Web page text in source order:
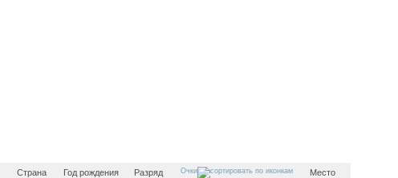
Страна Год рождения Разряд Очки Место